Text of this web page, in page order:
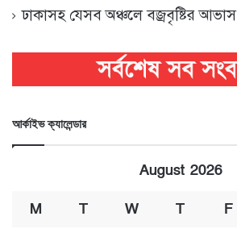
ঢাকাসহ যেসব অঞ্চলে বজ্রবৃষ্টির আভাস
আর্কাইভ ক্যালেন্ডার
August 2026
M T W T F